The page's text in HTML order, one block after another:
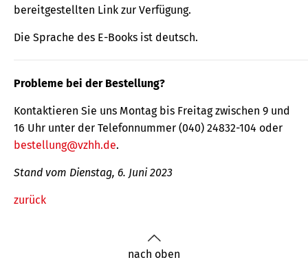
bereitgestellten Link zur Verfügung.
Die Sprache des E-Books ist deutsch.
Probleme bei der Bestellung?
Kontaktieren Sie uns Montag bis Freitag zwischen 9 und
16 Uhr unter der Telefonnummer (040) 24832-104 oder
bestellung@vzhh.de.
Stand vom Dienstag, 6. Juni 2023
zurück
nach oben